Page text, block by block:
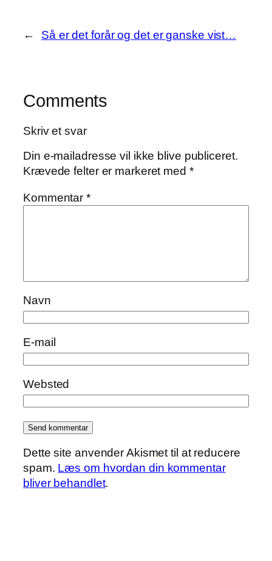
← Så er det forår og det er ganske vist…
Comments
Skriv et svar
Din e-mailadresse vil ikke blive publiceret.
Krævede felter er markeret med *
Kommentar*
Navn
E-mail
Websted
Dette site anvender Akismet til at reducere
spam. Læs om hvordan din kommentar
bliver behandlet.